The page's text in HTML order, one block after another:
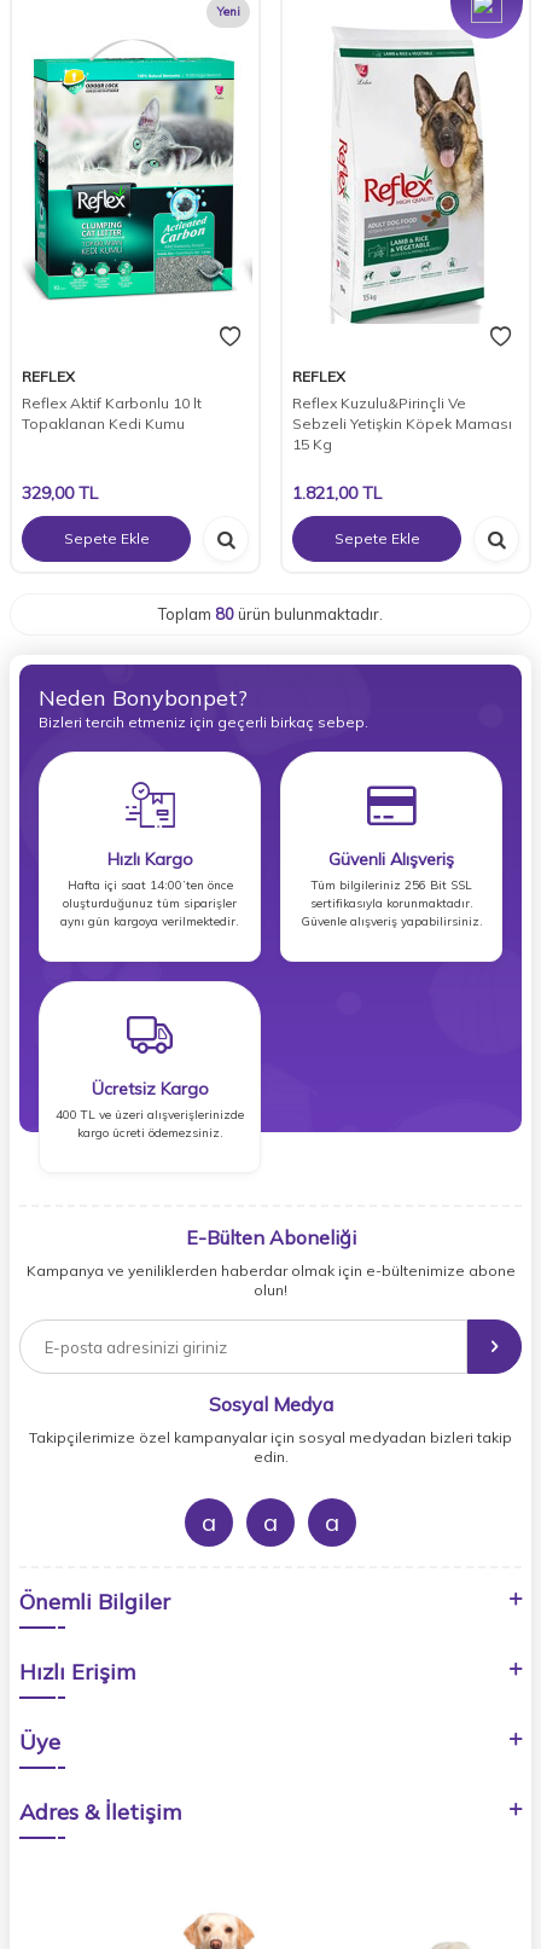
Yeni
REFLEX
Reflex Aktif Karbonlu 10 lt
Topaklanan Kedi Kumu
329,00TL
Sepete Ekle
Yeni
REFLEX
Reflex Kuzulu&Pirinçli Ve
Sebzeli Yetişkin Köpek Maması
15 Kg
1.821,00TL
Sepete Ekle
Toplam 80ürün bulunmaktadır.
Neden Bonybonpet?
Bizleri tercih etmeniz için geçerli birkaç sebep.
Hızlı Kargo
Hafta içi saat 14:00’ten önce
oluşturduğunuz tüm siparişler
aynı gün kargoya verilmektedir.
Güvenli Alışveriş
Tüm bilgileriniz 256 Bit SSL
sertifikasıyla korunmaktadır.
Güvenle alışveriş yapabilirsiniz.
Ücretsiz Kargo
400 TL ve üzeri alışverişlerinizde
kargo ücreti ödemezsiniz.
E-Bülten Aboneliği
Kampanya ve yeniliklerden haberdar olmak için e-bültenimize abone
olun!
Sosyal Medya
Takipçilerimize özel kampanyalar için sosyal medyadan bizleri takip
edin.
a a a
Önemli Bilgiler
Hızlı Erişim
Üye
Adres & İletişim